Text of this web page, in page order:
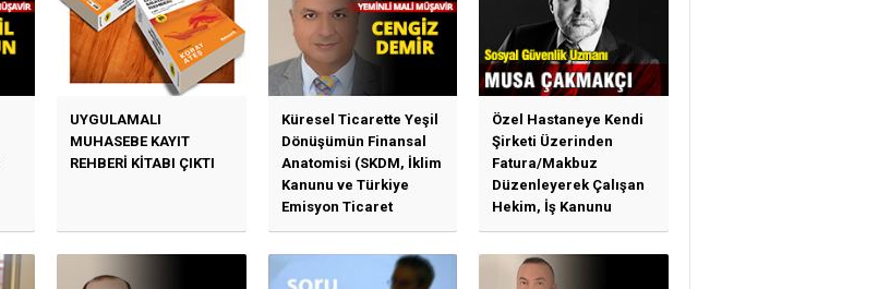
UYGULAMALI
MUHASEBE KAYIT
REHBERİ KİTABI ÇIKTI
Küresel Ticarette Yeşil
Dönüşümün Finansal
Anatomisi (SKDM, İklim
Kanunu ve Türkiye
Emisyon Ticaret
Sistemi (TR-ETS)
Özel Hastaneye Kendi
Şirketi Üzerinden
Fatura/Makbuz
Düzenleyerek Çalışan
Hekim, İş Kanunu
Hükümlerinden